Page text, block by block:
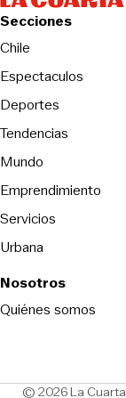
Secciones
Chile
Espectaculos
Deportes
Tendencias
Mundo
Emprendimiento
Servicios
Urbana
Nosotros
Quiénes somos
© 2026 La Cuarta